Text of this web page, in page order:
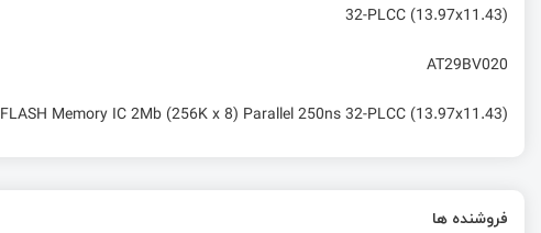
32-PLCC (13.97x11.43)
AT29BV020
FLASH Memory IC 2Mb (256K x 8) Parallel 250ns 32-PLCC (13.97x11.43)
فروشنده ها